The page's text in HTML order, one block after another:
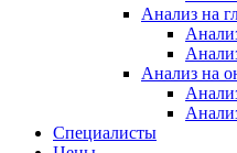
Анализ на
Анализ на
Специалисты